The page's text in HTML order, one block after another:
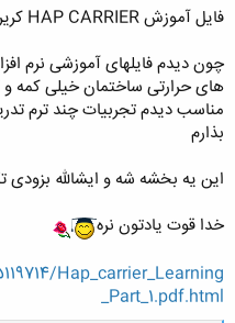
فایل آموزش HAP CARRIER کریر
چون دیدم فایلهای آموزشی نرم
های حرارتی ساختمان خیلی کمه و
مناسب دیدم تجربیات چند ترم
بذارم
این یه بخشه شه و ایشالله
خدا قوت یادتون نره
Hap_carrier_Learning
_Part_1.pdf.html